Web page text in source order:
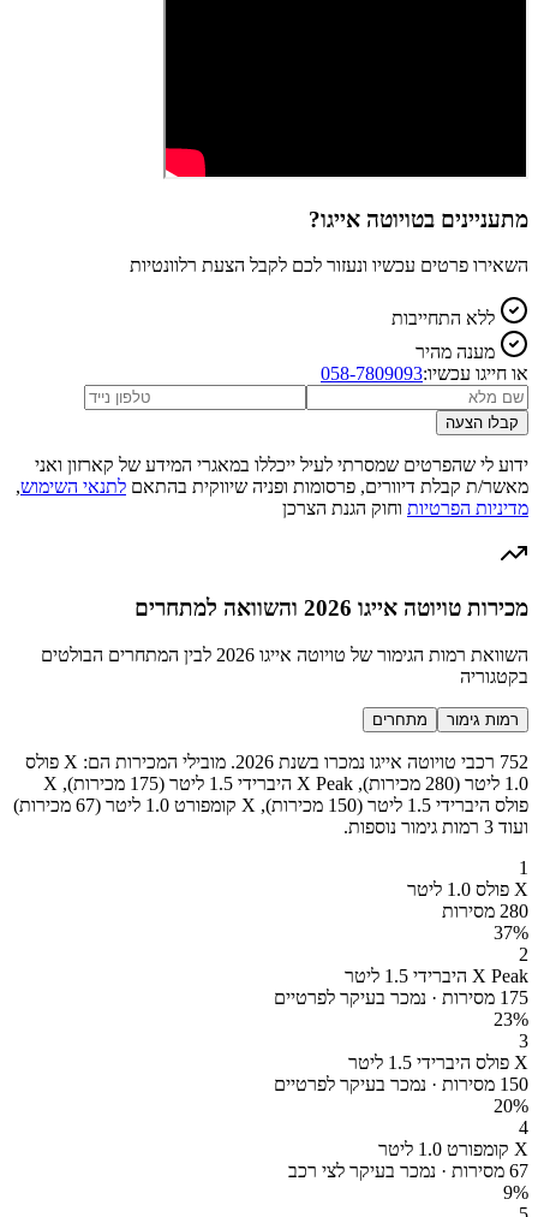
מתעניינים בטויוטה אייגו?
השאירו פרטים עכשיו ונעזור לכם לקבל הצעת רלוונטיות
ללא התחייבות
מענה מהיר
או חייגו עכשיו:058-7809093
קבלו הצעה
ידוע לי שהפרטים שמסרתי לעיל ייכללו במאגרי המידע של קארזון ואני
מאשר/ת קבלת דיוורים, פרסומות ופניה שיווקית בהתאם לתנאי השימוש,
מדיניות הפרטיות וחוק הגנת הצרכן
מכירות טויוטה אייגו 2026 והשוואה למתחרים
השוואת רמות הגימור של טויוטה אייגו 2026 לבין המתחרים הבולטים
בקטגוריה
רמות גימור מתחרים
752 רכבי טויוטה אייגו נמכרו בשנת 2026. מובילי המכירות הם: X פולס
1.0 ליטר (280 מכירות), X Peak היברידי 1.5 ליטר (175 מכירות), X
פולס היברידי 1.5 ליטר (150 מכירות), X קומפורט 1.0 ליטר (67 מכירות)
ועוד 3 רמות גימור נוספות.
1
X פולס 1.0 ליטר
280 מסירות
37%
2
X Peak היברידי 1.5 ליטר
175 מסירות · נמכר בעיקר לפרטיים
23%
3
X פולס היברידי 1.5 ליטר
150 מסירות · נמכר בעיקר לפרטיים
20%
4
X קומפורט 1.0 ליטר
67 מסירות · נמכר בעיקר לצי רכב
9%